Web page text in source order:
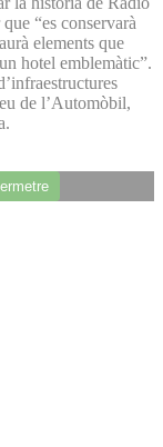
“es conservarà
elements que
hotel emblemàtic”.
de l’Automòbil,